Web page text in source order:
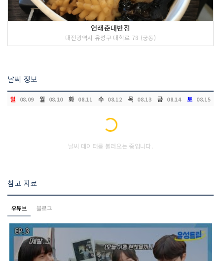
연래춘대반점
대전광역시 유성구 대학로 78 (궁동)
날씨 정보
일 08.09 월 08.10 화 08.11 수 08.12 목 08.13 금 08.14 토 08.15
Loading...
날씨 데이터를 불러오는 중입니다.
참고 자료
유튜브 블로그